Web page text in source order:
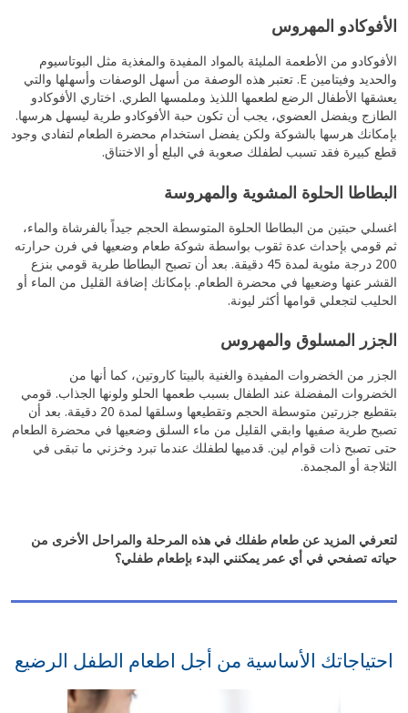
الأفوكادو المهروس
الأفوكادو من الأطعمة المليئة بالمواد المفيدة والمغذية مثل البوتاسيوم
والحديد وفيتامين E. تعتبر هذه الوصفة من أسهل الوصفات وأسهلها والتي
يعشقها الأطفال الرضع لطعمها اللذيذ وملمسها الطري. اختاري الأفوكادو
الطازج ويفضل العضوي، يجب أن تكون حبة الأفوكادو طرية ليسهل هرسها.
بإمكانك هرسها بالشوكة ولكن يفضل استخدام محضرة الطعام لتفادي وجود
قطع كبيرة فقد تسبب لطفلك صعوبة في البلع أو الاختناق.
البطاطا الحلوة المشوية والمهروسة
اغسلي حبتين من البطاطا الحلوة المتوسطة الحجم جيداً بالفرشاة والماء،
ثم قومي بإحداث عدة ثقوب بواسطة شوكة طعام وضعيها في فرن حرارته
200 درجة مئوية لمدة 45 دقيقة. بعد أن تصبح البطاطا طرية قومي بنزع
القشر عنها وضعيها في محضرة الطعام. بإمكانك إضافة القليل من الماء أو
الحليب لتجعلي قوامها أكثر ليونة.
الجزر المسلوق والمهروس
الجزر من الخضروات المفيدة والغنية بالبيتا كاروتين، كما أنها من
الخضروات المفضلة عند الطفال بسبب طعمها الحلو ولونها الجذاب. قومي
بتقطيع جزرتين متوسطة الحجم وتقطيعها وسلقها لمدة 20 دقيقة. بعد أن
تصبح طرية صفيها وابقي القليل من ماء السلق وضعيها في محضرة الطعام
حتى تصبح ذات قوام لين. قدميها لطفلك عندما تبرد وخزني ما تبقى في
الثلاجة أو المجمدة.
لتعرفي المزيد عن طعام طفلك في هذه المرحلة والمراحل الأخرى من
حياته تصفحي في أي عمر يمكنني البدء بإطعام طفلي؟
احتياجاتك الأساسية من أجل اطعام الطفل الرضيع